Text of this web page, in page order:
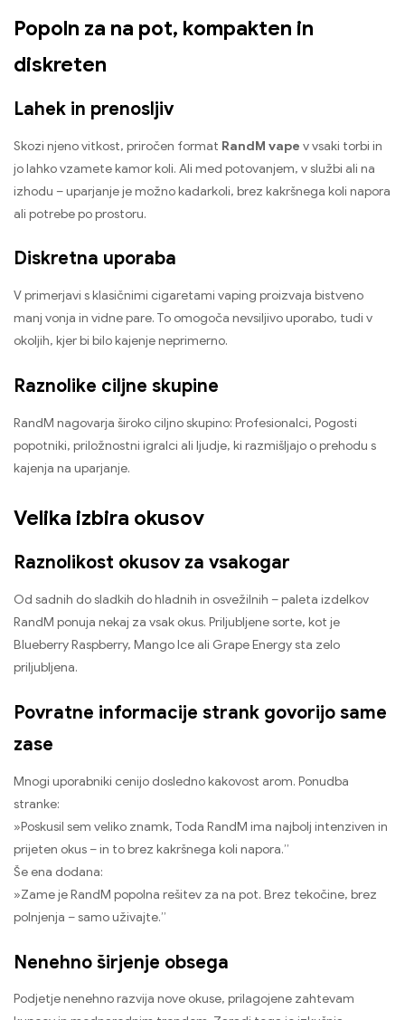
Popoln za na pot, kompakten in
diskreten
Lahek in prenosljiv
Skozi njeno vitkost, priročen format RandM vape v vsaki torbi in
jo lahko vzamete kamor koli. Ali med potovanjem, v službi ali na
izhodu – uparjanje je možno kadarkoli, brez kakršnega koli napora
ali potrebe po prostoru.
Diskretna uporaba
V primerjavi s klasičnimi cigaretami vaping proizvaja bistveno
manj vonja in vidne pare. To omogoča nevsiljivo uporabo, tudi v
okoljih, kjer bi bilo kajenje neprimerno.
Raznolike ciljne skupine
RandM nagovarja široko ciljno skupino: Profesionalci, Pogosti
popotniki, priložnostni igralci ali ljudje, ki razmišljajo o prehodu s
kajenja na uparjanje.
Velika izbira okusov
Raznolikost okusov za vsakogar
Od sadnih do sladkih do hladnih in osvežilnih – paleta izdelkov
RandM ponuja nekaj za vsak okus. Priljubljene sorte, kot je
Blueberry Raspberry, Mango Ice ali Grape Energy sta zelo
priljubljena.
Povratne informacije strank govorijo same
zase
Mnogi uporabniki cenijo dosledno kakovost arom. Ponudba
stranke:
»Poskusil sem veliko znamk, Toda RandM ima najbolj intenziven in
prijeten okus – in to brez kakršnega koli napora.”
Še ena dodana:
»Zame je RandM popolna rešitev za na pot. Brez tekočine, brez
polnjenja – samo uživajte.”
Nenehno širjenje obsega
Podjetje nenehno razvija nove okuse, prilagojene zahtevam